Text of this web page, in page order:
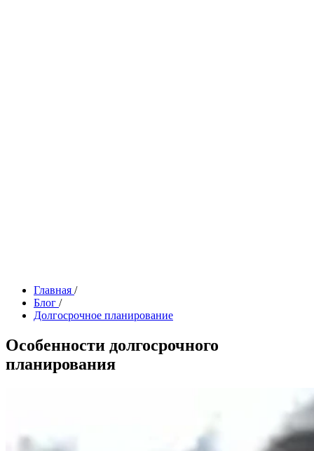
Главная /
Блог /
Долгосрочное планирование
Особенности долгосрочного
планирования